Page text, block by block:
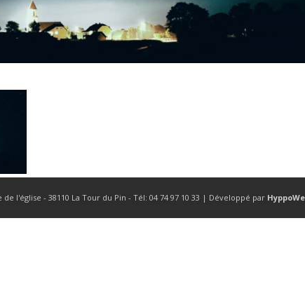
l'église - 38110 La Tour du Pin - Tél: 04 74 97 10 33 | Développé par